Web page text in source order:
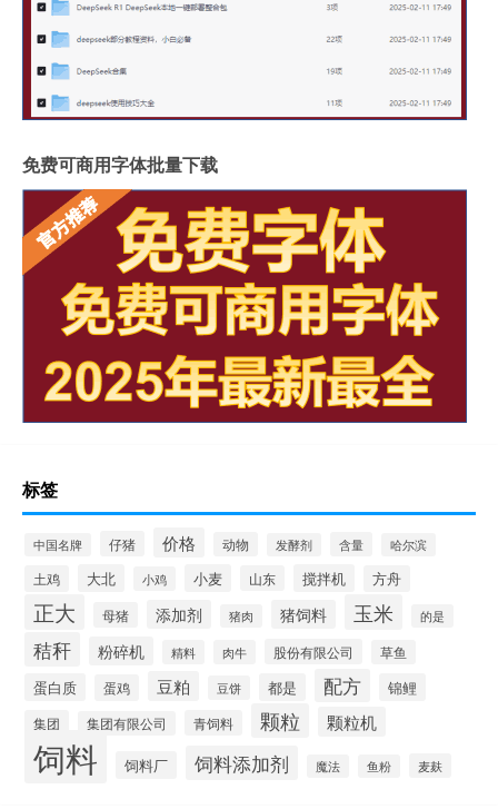
免费可商用字体批量下载
标签
中国名牌 仔猪 价格 动物 发酵剂 含量 哈尔滨
土鸡 大北 小鸡 小麦 山东 搅拌机 方舟
正大 母猪 添加剂 猪肉 猪饲料 玉米 的是
秸秆 粉碎机 精料 肉牛 股份有限公司 草鱼
蛋白质 蛋鸡 豆粕 豆饼 都是 配方 锦鲤
集团 集团有限公司 青饲料 颗粒 颗粒机
饲料 饲料厂 饲料添加剂 魔法 鱼粉 麦麸